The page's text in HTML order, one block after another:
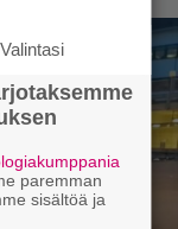
Valintasi
paremman
sisältöä ja